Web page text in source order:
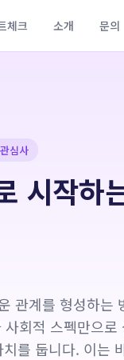
체크 소개 문의
심사
시작하
관계를 형성하는
회적 스펙만으
를 둡니다. 이는